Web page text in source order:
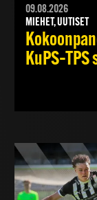
09.08.2026
MIEHET, UUTISET